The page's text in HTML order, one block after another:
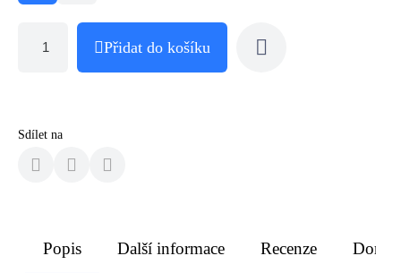
Přidat do košíku
Sdílet na
Popis Další informace Recenze